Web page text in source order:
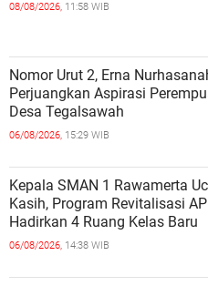
08/08/2026, 11:58 WIB
Nomor Urut 2, Erna
Perjuangkan Aspirasi
Desa Tegalsawah
06/08/2026, 15:29 WIB
Kepala SMAN 1 Rawamerta
Kasih, Program Revitalisasi
Hadirkan 4 Ruang Kelas Baru
06/08/2026, 14:38 WIB